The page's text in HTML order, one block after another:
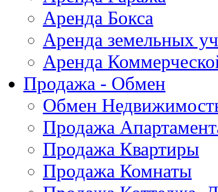
Аренда Бокса
Аренда земельных
Аренда
Продажа - Обмен
Обмен
Продажа
Продажа Квартиры
Продажа Комнаты